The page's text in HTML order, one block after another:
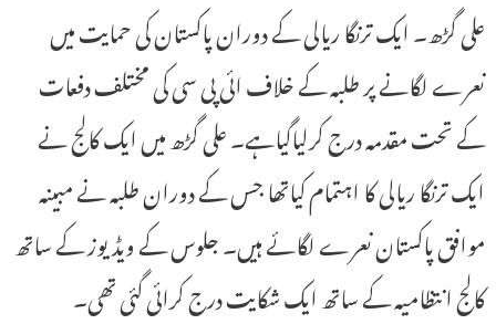
علی گڑھ۔ ایک ترنگا ریالی کے دوران پاکستان کی حمایت میں
نعرے لگانے پر طلبہ کے خلاف ائی پی سی کی مختلف دفعات
کے تحت مقدمہ درج کرلیاگیاہے۔ علی گڑھ میں ایک کالج نے
ایک ترنگا ریالی کا اہتمام کیاتھا جس کے دوران طلبہ نے مبینہ
موافق پاکستان نعرے لگائے ہیں۔ جلوس کے ویڈیوز کے ساتھ
کالج انتظامیہ کے ساتھ ایک شکایت درج کرائی گئی تھی۔